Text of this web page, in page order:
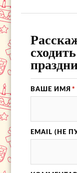
ВАШЕ ИМЯ *
EMAIL (НЕ